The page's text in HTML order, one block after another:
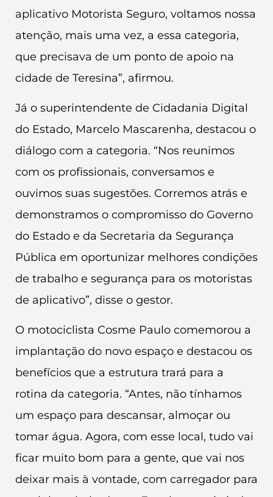
aplicativo Motorista Seguro, voltamos nossa
atenção, mais uma vez, a essa categoria,
que precisava de um ponto de apoio na
cidade de Teresina”, afirmou.
Já o superintendente de Cidadania Digital
do Estado, Marcelo Mascarenha, destacou o
diálogo com a categoria. “Nos reunimos
com os profissionais, conversamos e
ouvimos suas sugestões. Corremos atrás e
demonstramos o compromisso do Governo
do Estado e da Secretaria da Segurança
Pública em oportunizar melhores condições
de trabalho e segurança para os motoristas
de aplicativo”, disse o gestor.
O motociclista Cosme Paulo comemorou a
implantação do novo espaço e destacou os
benefícios que a estrutura trará para a
rotina da categoria. “Antes, não tínhamos
um espaço para descansar, almoçar ou
tomar água. Agora, com esse local, tudo vai
ficar muito bom para a gente, que vai nos
deixar mais à vontade, com carregador para